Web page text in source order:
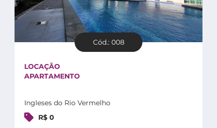
Cód.: 008
LOCAÇÃO
APARTAMENTO
Ingleses do Rio Vermelho
R$ 0